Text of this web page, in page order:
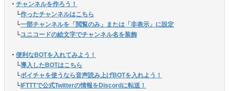
・ チャンネルを作ろう！
└作ったチャンネルはこちら
└一部チャンネルを「閲覧のみ」または「非表示」に設定
└ユニコードの絵文字でチャンネル名を装飾
・ 便利なBOTを入れてみよう！
└導入したBOTはこちら
└ボイチャを使うなら音声読み上げBOTを入れよう！
└ IFTTTで公式Twitterの情報をDiscordに転送！